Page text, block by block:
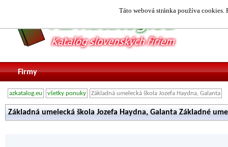
Táto webová stránka používa
Firmy
azkatalog.eu všetky ponuky Základná umelecká škola Jozefa Haydna, Galanta
Základná umelecká škola Jozefa Haydna, Galanta Základné